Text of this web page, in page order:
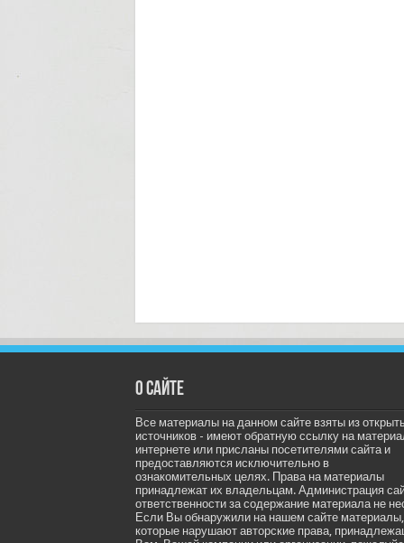
О сайте
Все материалы на данном сайте взяты из
источников - имеют обратную ссылку на
интернете или присланы посетителями сайта и
предоставляются исключительно в
ознакомительных целях. Права на материалы
принадлежат их владельцам. Администрация
ответственности за содержание материала не
Если Вы обнаружили на нашем сайте материалы,
которые нарушают авторские права,